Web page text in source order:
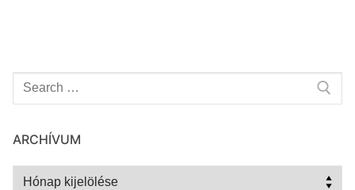
Keresése:
ARCHÍVUM
Archívum